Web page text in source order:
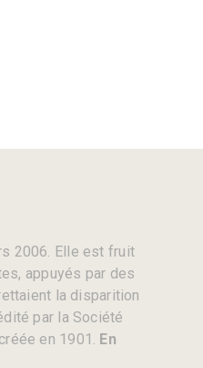
2006. Elle est fruit
appuyés par des
la disparition
par la Société
en 1901. En